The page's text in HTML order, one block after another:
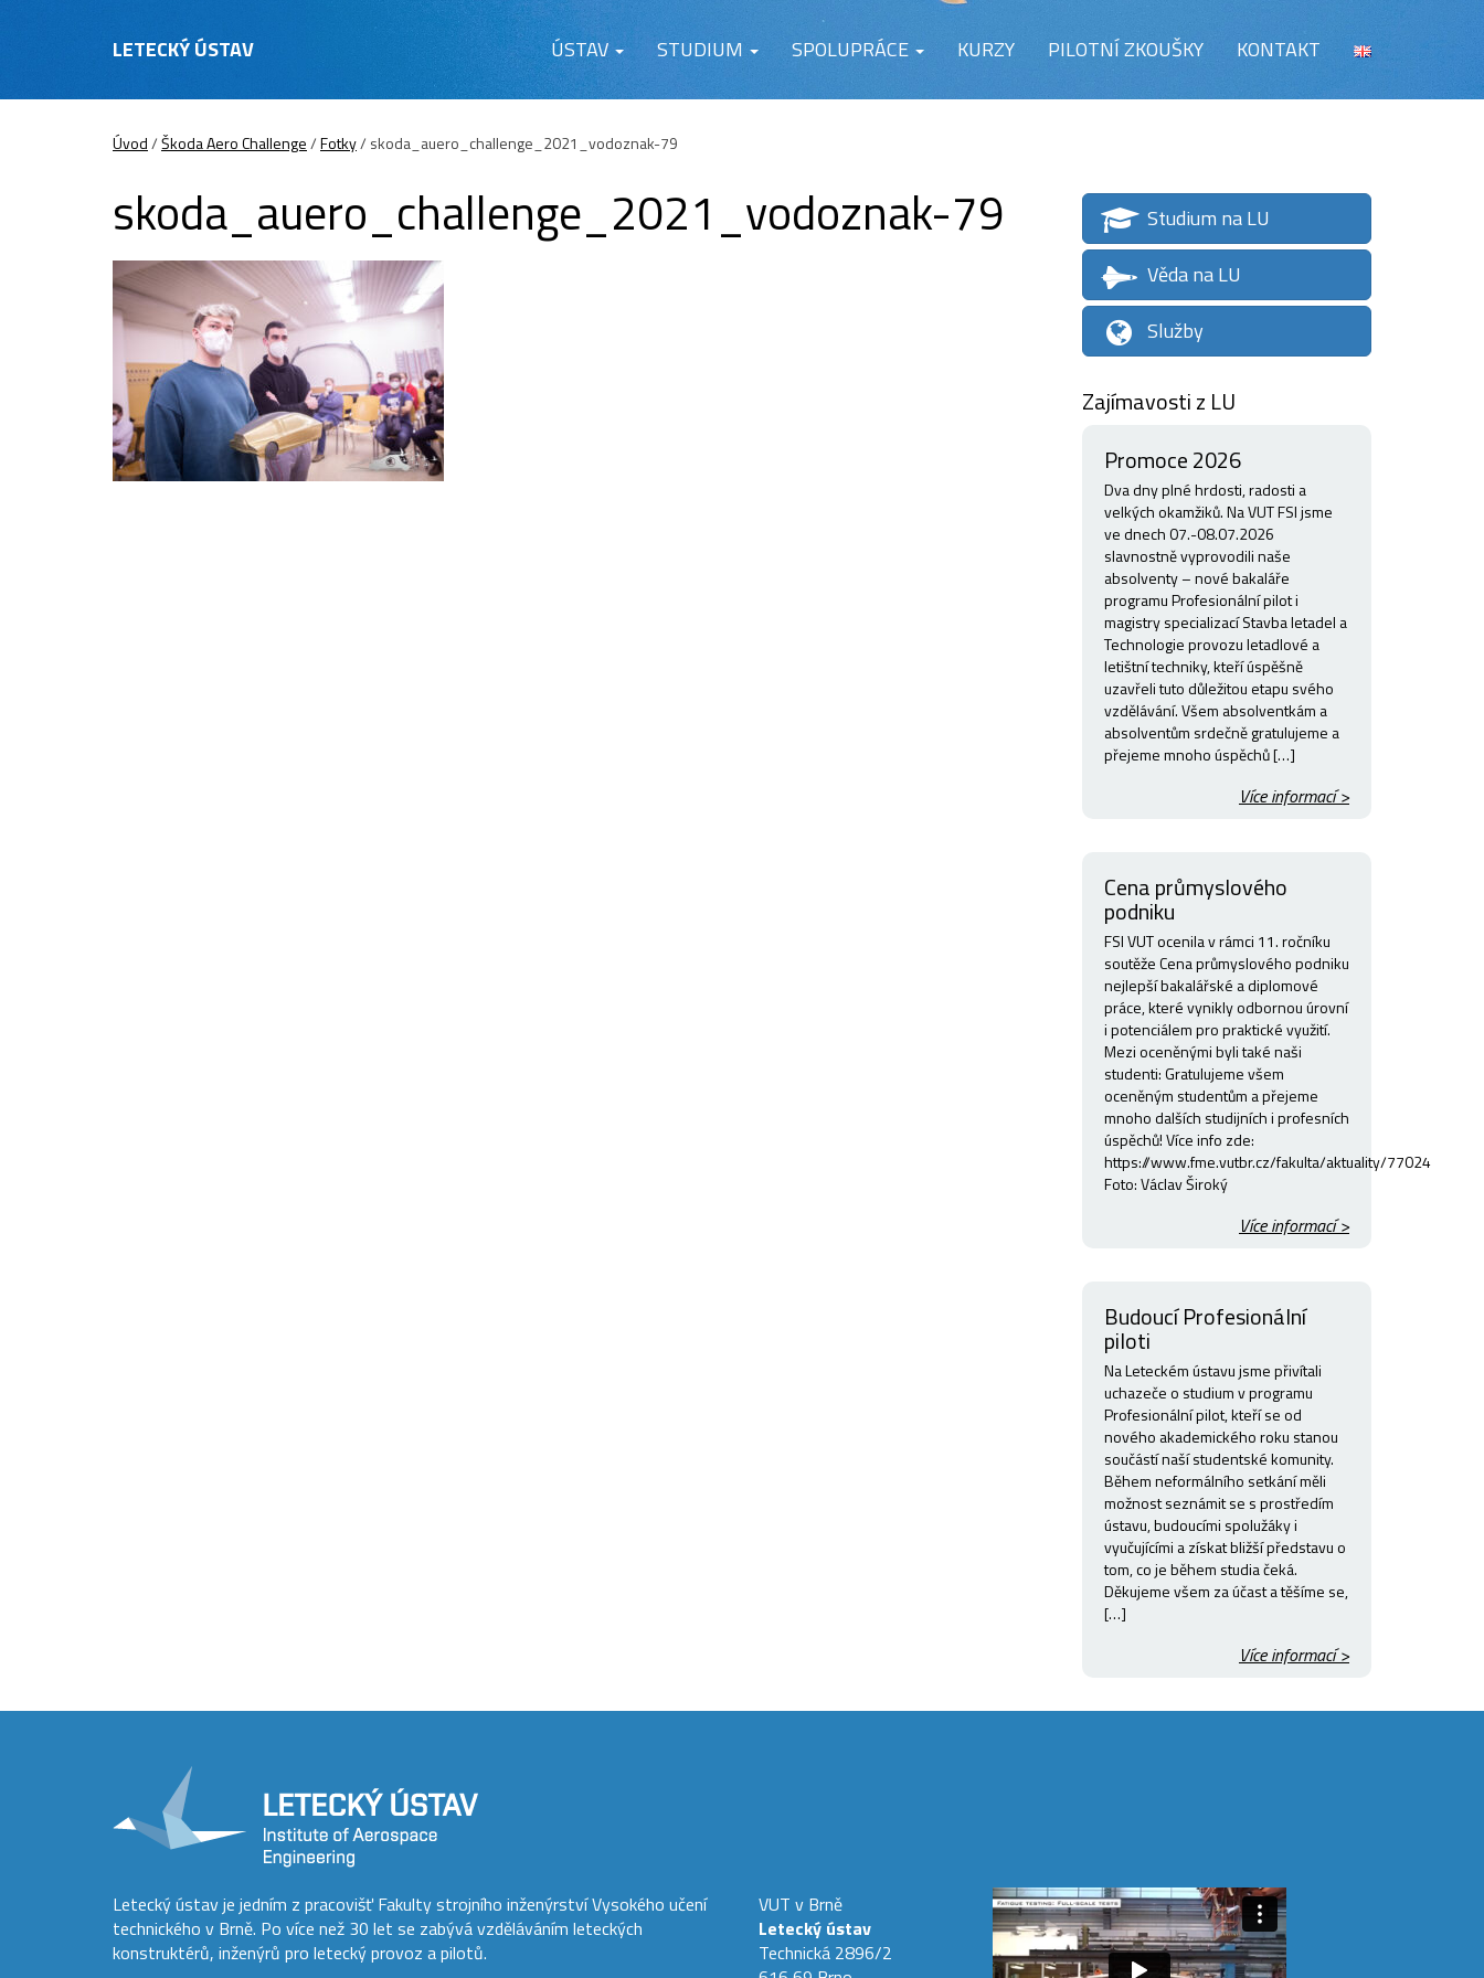
LETECKÝ ÚSTAV ÚSTAV STUDIUM SPOLUPRÁCE KURZY PILOTNÍ ZKOUŠKY KONTAKT
Úvod/Škoda Aero Challenge/Fotky/ skoda_auero_challenge_2021_vodoznak-79
skoda_auero_challenge_2021_vodoznak-79
Studium na LU
Věda na LU
Služby
Zajímavosti z LU
Promoce 2026
Dva dny plné hrdosti, radosti a
velkých okamžiků. Na VUT FSI jsme
ve dnech 07.-08.07.2026
slavnostně vyprovodili naše
absolventy – nové bakaláře
programu Profesionální pilot i
magistry specializací Stavba letadel a
Technologie provozu letadlové a
letištní techniky, kteří úspěšně
uzavřeli tuto důležitou etapu svého
vzdělávání. Všem absolventkám a
absolventům srdečně gratulujeme a
přejeme mnoho úspěchů […]
Více informací >
Cena průmyslového
podniku
FSI VUT ocenila v rámci 11. ročníku
soutěže Cena průmyslového podniku
nejlepší bakalářské a diplomové
práce, které vynikly odbornou úrovní
i potenciálem pro praktické využití.
Mezi oceněnými byli také naši
studenti: Gratulujeme všem
oceněným studentům a přejeme
mnoho dalších studijních i profesních
úspěchů! Více info zde:
https://www.fme.vutbr.cz/fakulta/aktuality/77024
Foto: Václav Široký
Více informací >
Budoucí Profesionální
piloti
Na Leteckém ústavu jsme přivítali
uchazeče o studium v programu
Profesionální pilot, kteří se od
nového akademického roku stanou
součástí naší studentské komunity.
Během neformálního setkání měli
možnost seznámit se s prostředím
ústavu, budoucími spolužáky i
vyučujícími a získat bližší představu o
tom, co je během studia čeká.
Děkujeme všem za účast a těšíme se,
[…]
Více informací >
Letecký ústav je jedním z pracovišť Fakulty strojního inženýrství Vysokého učení
technického v Brně. Po více než 30 let se zabývá vzděláváním leteckých
konstruktérů, inženýrů pro letecký provoz a pilotů.
VUT v Brně
Letecký ústav
Technická 2896/2